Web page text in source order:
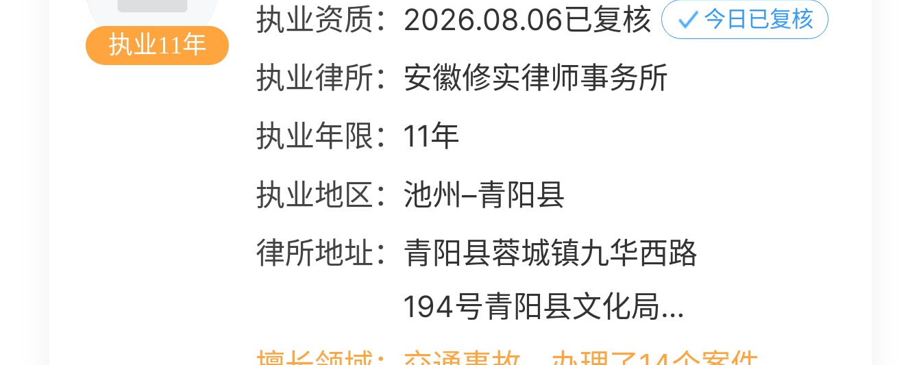
执业11年
执业资质： 2026.08.06已复核 今日已复核
执业律所： 安徽修实律师事务所
执业年限： 11年
执业地区： 池州–青阳县
律所地址： 青阳县蓉城镇九华西路
194号青阳县文化局大